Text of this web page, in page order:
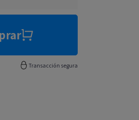
Transacción segura